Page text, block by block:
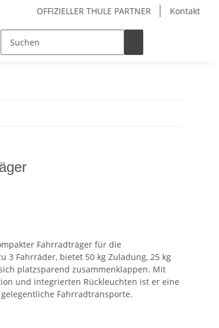
OFFIZIELLER THULE PARTNER Kontakt
Fahrradträger für die
3 Fahrräder, bietet 50 kg Zuladung, 25 kg
platzsparend zusammenklappen. Mit
und integrierten Rückleuchten ist er eine
Fahrradtransporte.